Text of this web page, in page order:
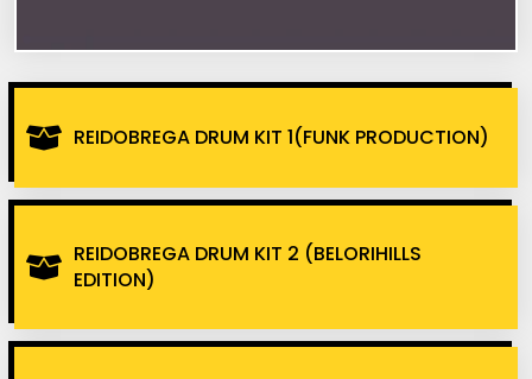
REIDOBREGA DRUM KIT 1(FUNK PRODUCTION)
REIDOBREGA DRUM KIT 2 (BELORIHILLS
EDITION)